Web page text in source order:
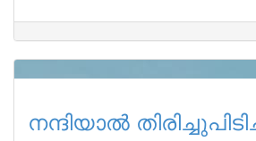
നന്ദിയാൽ